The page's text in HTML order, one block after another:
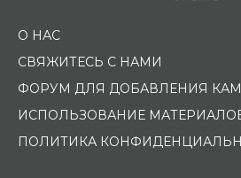
О НАС
СВЯЖИТЕСЬ С НАМИ
ФОРУМ ДЛЯ ДОБАВЛЕНИЯ
ИСПОЛЬЗОВАНИЕ
ПОЛИТИКА